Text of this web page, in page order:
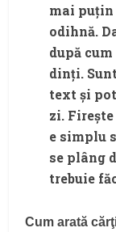
mai puţin
odihnă.
după
dinţi.
text şi
zi. Fireşte
e simplu
se plâng
trebuie
Cum arată